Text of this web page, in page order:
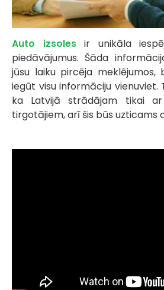
Auto izsolesir unikāla
piedāvājumus. Šāda
jūsu laiku pircēja
iegūt visu informāciju
ka Latvijā strādājam tikai
tirgotājiem, arī šis būs uzticams